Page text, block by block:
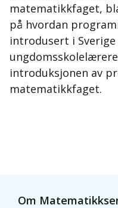
matematikkfaget,
på hvordan
introdusert i
introduksjonen av
matematikkfaget.
Om